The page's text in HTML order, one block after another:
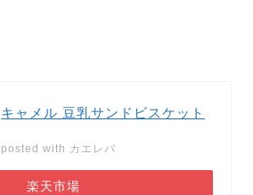
キャメル 豆乳サンドビスケット
posted with カエレバ
楽天市場